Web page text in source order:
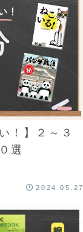
！】２～３
選
2024.05.27